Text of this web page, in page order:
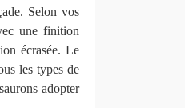
Selon vos
une finition
écrasée. Le
les types de
adopter